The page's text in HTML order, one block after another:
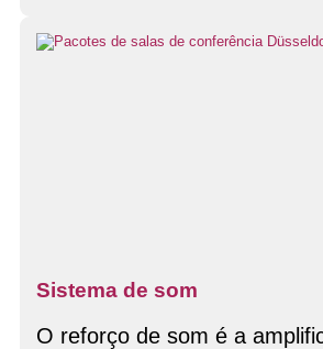
Sistema de som
O reforço de som é a